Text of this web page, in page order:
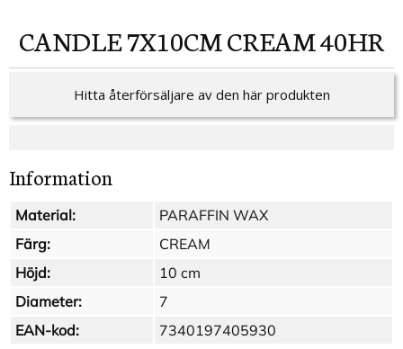
CANDLE 7X10CM CREAM 40HR
Hitta återförsäljare av den här produkten
Information
Material:
PARAFFIN WAX
Färg:
CREAM
Höjd:
10 cm
Diameter:
7
EAN-kod:
7340197405930